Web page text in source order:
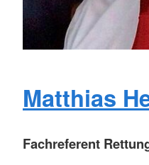
Matthias
Fachreferent